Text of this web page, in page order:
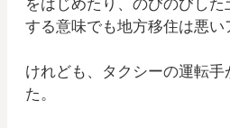
する意味でも地方移住は悪い
けれども、タクシーの運転
た。